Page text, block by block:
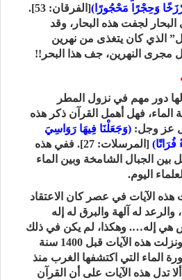
وَحِجْرًا مَحْجُورًا)
[الفرقان: 53].
لجفت هذه البحار، وقد
الذي كان يتغذى من نهرين
مجرى النهرين، جف هذا البحر!!
لها دور مهم في نزول المطر
الماء، فهل أهمل القرآن ذكر هذه
عز وجل: (وَجَعَلْنَا فِيهَا رَوَاسِيَ
[المرسلات: 27]. ففي هذه
بين الجبال الشامخة وبين الماء
اليوم.
هذه الآيات في عصر كان الاعتقاد
والرعد له آلهة والبرق له إله
إله…. وهكذا، لم يكن في ذلك
الزمن أي تفكير علمي، ونزلت هذه الآيات قبل 1400 سنة
الماء التي اكتشفها الغرب منذ
تدل هذه الآيات على أن القرآن